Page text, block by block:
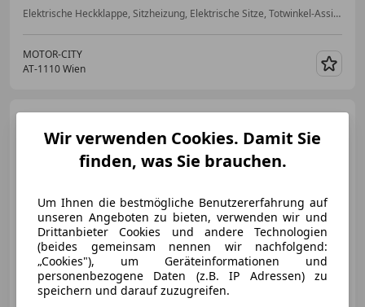
Elektrische Heckklappe, Sitzheizung, Elektrische Sitze, Totwinkel-Assistent, Induktionsladen für Smartphones, Android Auto, Reifendruckkontrollsystem, Notrufsystem
MOTOR-CITY
AT-1110 Wien
Citroen C4 Cactus
PureTech 110 S&S EAT6 Shine
€ 8 990
€ 9 990,-
Wir verwenden Cookies. Damit Sie
finden, was Sie brauchen.
Um Ihnen die bestmögliche Benutzererfahrung auf
unseren Angeboten zu bieten, verwenden wir und
Drittanbieter Cookies und andere Technologien
(beides gemeinsam nennen wir nachfolgend:
„Cookies"), um Geräteinformationen und
personenbezogene Daten (z.B. IP Adressen) zu
speichern und darauf zuzugreifen.